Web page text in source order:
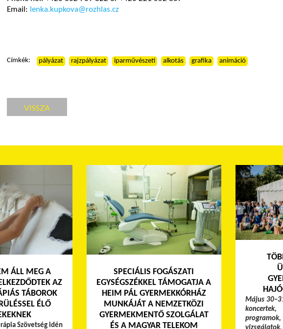
Email: lenka.kupkova@rozhlas.cz
Címkék: pályázat rajzpályázat iparművészeti alkotás grafika animáció
VISSZA
ÁLL MEG A
AZ
TÁBOROK
ÉLŐ
Szövetség idén
SPECIÁLIS FOGÁSZATI
EGYSÉGSZÉKKEL TÁMOGATJA A
HEIM PÁL GYERMEKKÓRHÁZ
MUNKÁJÁT A NEMZETKÖZI
GYERMEKMENTŐ SZOLGÁLAT
ÉS A MAGYAR TELEKOM
Május
programok,